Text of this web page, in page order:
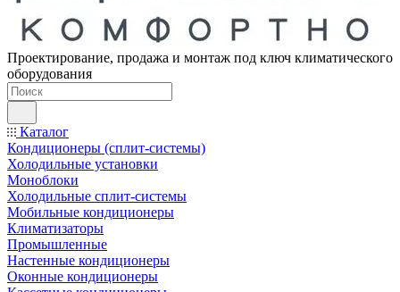
Проектирование, продажа и монтаж под ключ климатического
оборудования
Каталог
Кондиционеры (сплит-системы)
Холодильные установки
Моноблоки
Холодильные сплит-системы
Мобильные кондиционеры
Климатизаторы
Промышленные
Настенные кондиционеры
Оконные кондиционеры